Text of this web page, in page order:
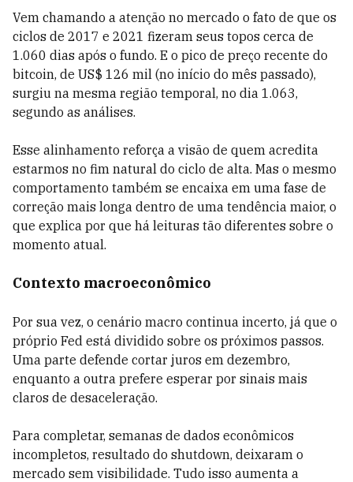
Vem chamando a atenção no mercado o fato de que os
ciclos de 2017 e 2021 fizeram seus topos cerca de
1.060 dias após o fundo. E o pico de preço recente do
bitcoin, de US$ 126 mil (no início do mês passado),
surgiu na mesma região temporal, no dia 1.063,
segundo as análises.
Esse alinhamento reforça a visão de quem acredita
estarmos no fim natural do ciclo de alta. Mas o mesmo
comportamento também se encaixa em uma fase de
correção mais longa dentro de uma tendência maior, o
que explica por que há leituras tão diferentes sobre o
momento atual.
Contexto macroeconômico
Por sua vez, o cenário macro continua incerto, já que o
próprio Fed está dividido sobre os próximos passos.
Uma parte defende cortar juros em dezembro,
enquanto a outra prefere esperar por sinais mais
claros de desaceleração.
Para completar, semanas de dados econômicos
incompletos, resultado do shutdown, deixaram o
mercado sem visibilidade. Tudo isso aumenta a